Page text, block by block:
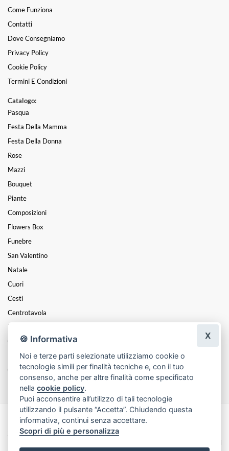
Come Funziona
Contatti
Dove Consegniamo
Privacy Policy
Cookie Policy
Termini E Condizioni
Catalogo:
Pasqua
Festa Della Mamma
Festa Della Donna
Rose
Mazzi
Bouquet
Piante
Composizioni
Flowers Box
Funebre
San Valentino
Natale
Cuori
Cesti
Centrotavola
Balloon Art
GIARDINAGGIO
Laurea
Coroncine
Made with byInfoser.it- Realizzazione Siti ecommerce per Fioristi
2026
Termini e Condizioni
🍪 Informativa
Noi e terze parti selezionate utilizziamo cookie o
tecnologie simili per finalità tecniche e, con il tuo
consenso, anche per altre finalità come specificato
nellacookie policy.
Puoi acconsentire all’utilizzo di tali tecnologie
utilizzando il pulsante “Accetta”. Chiudendo questa
informativa, continui senza accettare.
Scopri di più e personalizza
X